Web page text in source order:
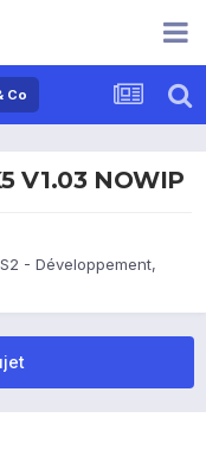
Co
V1.03 NOWIP
- Développement,